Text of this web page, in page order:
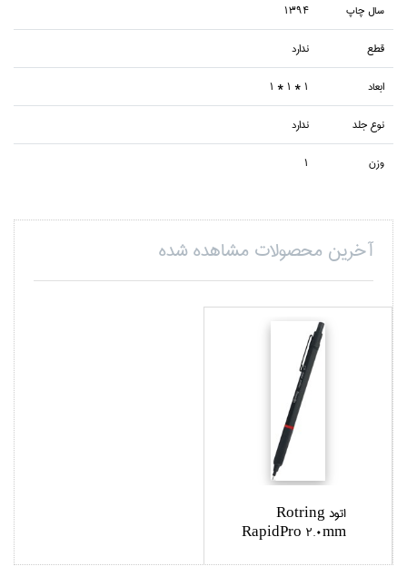
سال چاپ
1394
قطع
ندارد
ابعاد
1 * 1 * 1
نوع جلد
ندارد
وزن
1
آخرین محصولات مشاهده شده
اتود Rotring
RapidPro 2.0mm